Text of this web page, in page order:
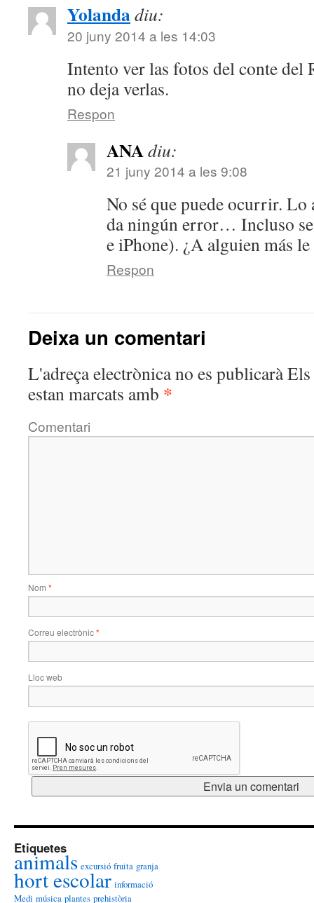
Yolandadiu:
20 juny 2014 a les 14:03
Intento ver las fotos del conte del
no deja verlas.
Respon
ANAdiu:
21 juny 2014 a les 9:08
No sé que puede ocurrir. Lo
da ningún error… Incluso
e iPhone). ¿A alguien más
Respon
Deixa un comentari
L'adreça electrònica no es publicaràEls
estan marcats amb *
Comentari
Nom *
Correu electrònic*
Lloc web
Etiquetes
animals excursió fruita granja
hort escolar informació
Medi música plantes prehistòria